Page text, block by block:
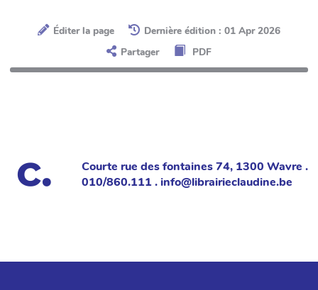
Éditer la page
Dernière édition : 01 Apr 2026
Partager
PDF
Courte rue des fontaines 74, 1300 Wavre .
010/860.111 . info@librairieclaudine.be